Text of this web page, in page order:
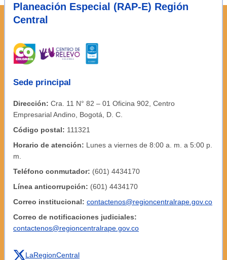
Planeación Especial (RAP-E) Región
Central
Sede principal
Dirección: Cra. 11 N° 82 – 01 Oficina 902, Centro
Empresarial Andino, Bogotá, D. C.
Código postal: 111321
Horario de atención: Lunes a viernes de 8:00 a. m. a 5:00 p.
m.
Teléfono conmutador: (601) 4434170
Línea anticorrupción: (601) 4434170
Correo institucional: contactenos@regioncentralrape.gov.co
Correo de notificaciones judiciales:
contactenos@regioncentralrape.gov.co
LaRegionCentral